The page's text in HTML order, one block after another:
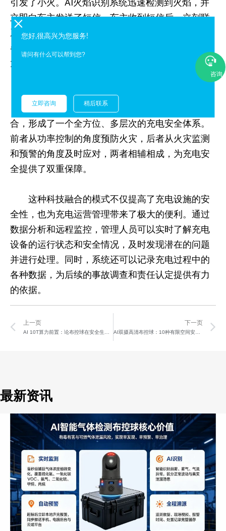
引发了小火。AI火焰识别系统迅速检测到火焰，并
立即向车主发送了短信。车主收到短信后，立刻联
系了小区物业和消防部门，同时尽快赶回现场。在
各方共同努力下，火势得到了及时控制，避免了更
大的损失。
四、科技融合：打造全方位充电安全体系
超标功率自动断电系统和AI火焰识别系统的结
合，形成了一个全方位、多层次的充电安全体系。
前者从功率控制的角度预防火灾，后者从火灾监测
和预警的角度及时应对，两者相辅相成，为充电安
全提供了双重保障。
这种科技融合的模式不仅提高了充电设施的安
全性，也为充电运营管理带来了极大的便利。通过
数据分析和远程监控，管理人员可以实时了解充电
设备的运行状态和安全情况，及时发现潜在的问题
并进行处理。同时，系统还可以记录充电过程中的
各种数据，为后续的事故调查和责任认定提供有力
的依据。
Prev
上一页
AI 10T算力前置：论布控球在安全生产中的即时响应
下一页
AI双摄高清布控球：10种有限空间安全生产算法
最新资讯
您好,很高兴为您服务!
请问有什么可以帮到您?
立即咨询 稍后联系
咨询